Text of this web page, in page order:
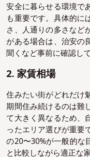
安全に暮らせる環境で
も重要です。具体的に
さ、人通りの多さなど
がある場合は、治安の
聞くなど事前に確認し
2. 家賃相場
住みたい街がどれだけ
期間住み続けるのは難
て大きく異なるため、
ったエリア選びが重要
の20〜30%が一般的な
と比較しながら適正な